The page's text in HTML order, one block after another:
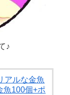
♪
アルな金魚
魚100個+ポ